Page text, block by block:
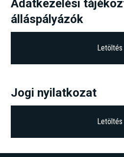
Adatkezelési
álláspályázók
Letöltés
Jogi nyilatkozat
Letöltés